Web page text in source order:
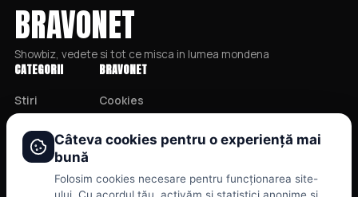
BRAVONET
Showbiz, vedete si tot ce misca in lumea mondena
CATEGORII
Stiri
Publicitate
Lifestyle
Health & Beauty
BRAVONET
Cookies
Politica De Confidentialitate
Termeni și Condiții
Câteva cookies pentru o experiență mai
bună
Folosim cookies necesare pentru funcționarea site-